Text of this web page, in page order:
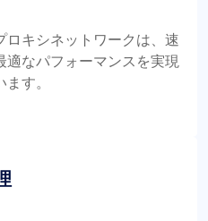
ロキシネットワークは、速
適なパフォーマンスを実現
す。